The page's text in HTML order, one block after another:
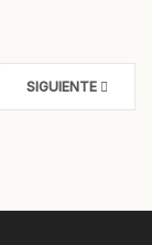
SIGUIENTE